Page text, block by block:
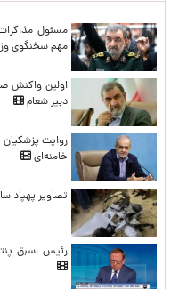
مسئول
مهم سخنگوی
اولین واکنش
دبیر شعام
خامنه‌ای
تصاویر پهپاد
رئیس اسبق